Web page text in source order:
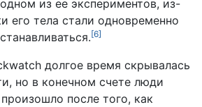
из ее экспериментов, из-
его тела стали одновременно
[6]
долгое время скрывалась
но в конечном счете люди
после того, как